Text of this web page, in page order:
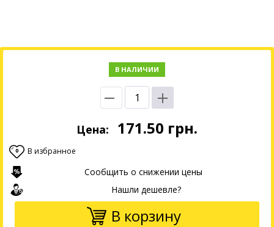
В НАЛИЧИИ
Цена: 171.50 грн.
0 В избранное
Сообщить о снижении цены
Нашли дешевле?
В корзину